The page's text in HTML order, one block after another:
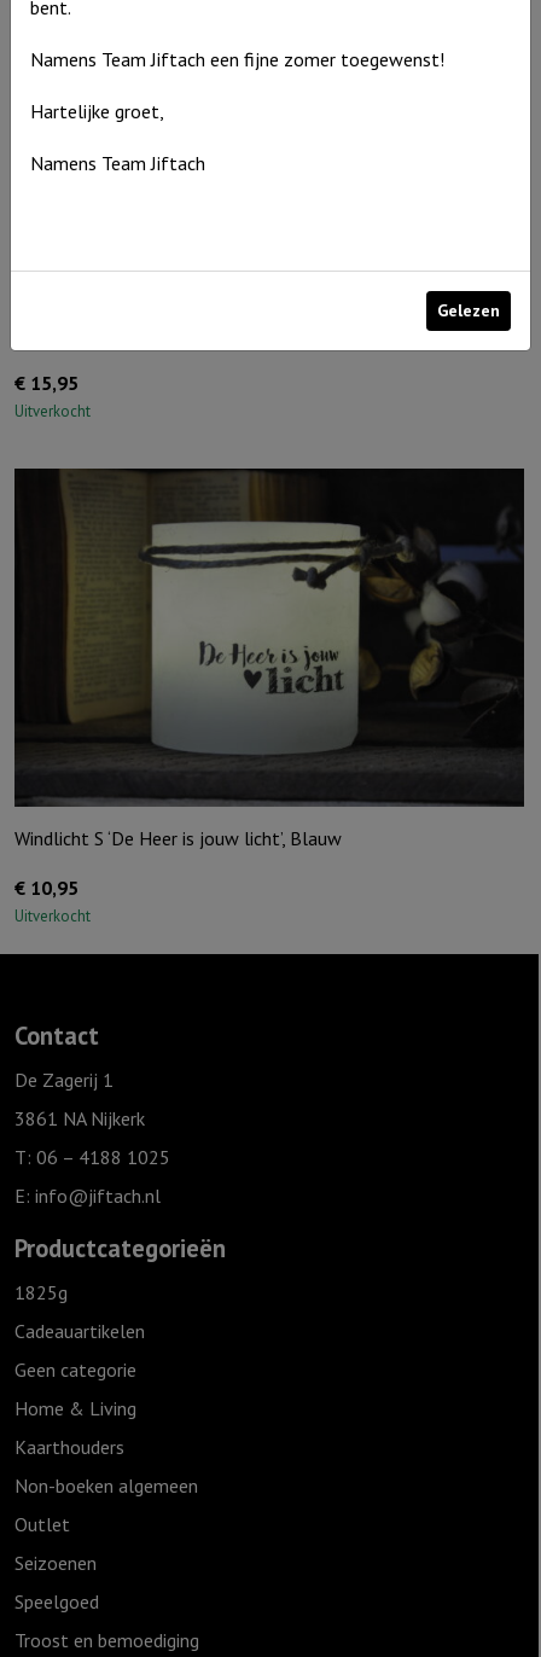
Windlicht M: “Een drievoudig snoer wordt niet spoedig…” Ivoor
€ 15,95
Uitverkocht
Windlicht S ‘De Heer is jouw licht’, Blauw
€ 10,95
Uitverkocht
Contact
De Zagerij 1
3861 NA Nijkerk
T: 06 – 4188 1025
E: info@jiftach.nl
Productcategorieën
1825g
Cadeauartikelen
Geen categorie
Home & Living
Kaarthouders
Non-boeken algemeen
Outlet
Seizoenen
Speelgoed
Troost en bemoediging
bent.
Namens Team Jiftach een fijne zomer toegewenst!
Hartelijke groet,
Namens Team Jiftach
Gelezen